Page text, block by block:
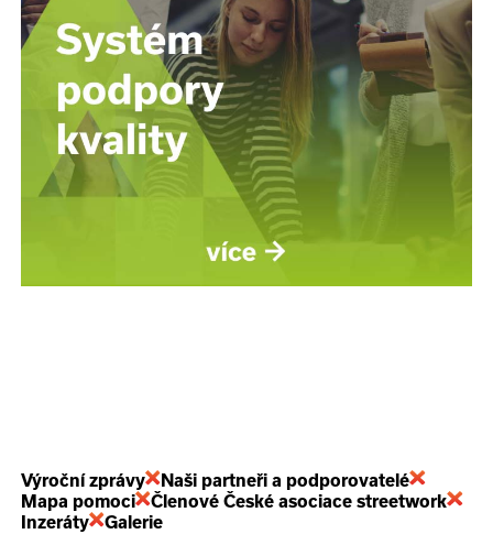
Výroční zprávy
Naši partneři a podporovatelé
Mapa pomoci
Členové České asociace streetwork
Inzeráty
Galerie